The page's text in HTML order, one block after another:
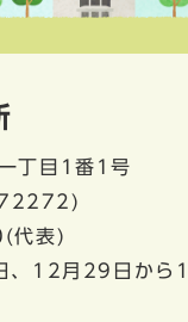
丁目1番1号
(代表)
、12月29日から